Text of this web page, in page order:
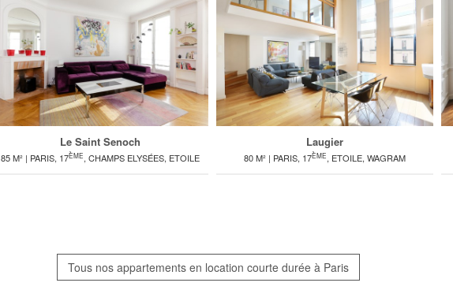
Le Saint Senoch
85 M² | PARIS, 17ÈME, CHAMPS ELYSÉES, ETOILE
Laugier
80 M² | PARIS, 17ÈME, ETOILE, WAGRAM
Tous nos appartements en location courte durée à Paris